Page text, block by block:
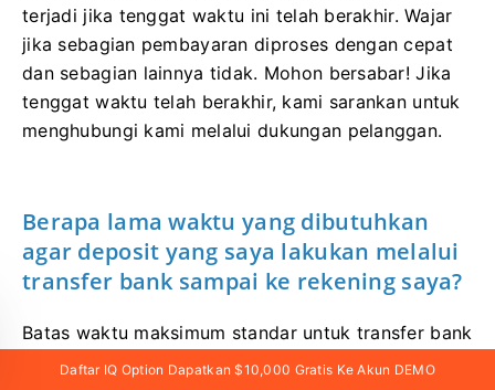
terjadi jika tenggat waktu ini telah berakhir. Wajar
jika sebagian pembayaran diproses dengan cepat
dan sebagian lainnya tidak. Mohon bersabar! Jika
tenggat waktu telah berakhir, kami sarankan untuk
menghubungi kami melalui dukungan pelanggan.
Berapa lama waktu yang dibutuhkan
agar deposit yang saya lakukan melalui
transfer bank sampai ke rekening saya?
Batas waktu maksimum standar untuk transfer bank
adalah 2 hari kerja, dan bisa kurang dari itu.
Daftar IQ Option Dapatkan $10,000 Gratis Ke Akun DEMO